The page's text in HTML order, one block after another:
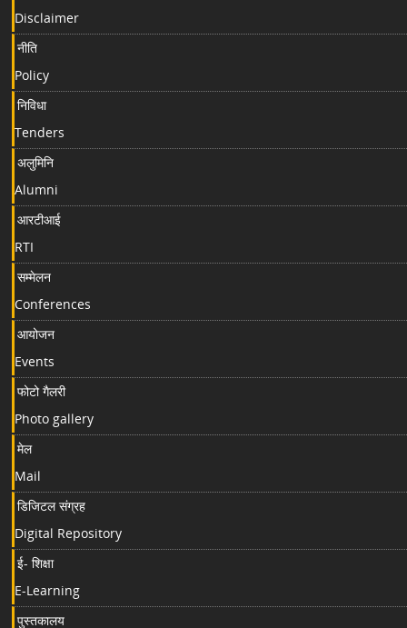
Disclaimer
नीति
Policy
निविधा
Tenders
अलुमिनि
Alumni
आरटीआई
RTI
सम्मेलन
Conferences
आयोजन
Events
फोटो गैलरी
Photo gallery
मेल
Mail
डिजिटल संग्रह
Digital Repository
ई- शिक्षा
E-Learning
पुस्तकालय